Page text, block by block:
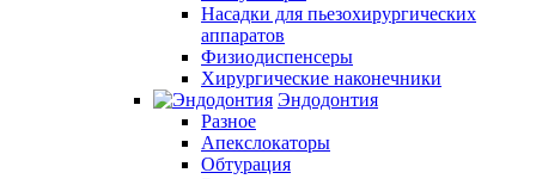
Насадки для пьезохирургических
аппаратов
Физиодиспенсеры
Хирургические наконечники
Эндодонтия
Разное
Апекслокаторы
Обтурация